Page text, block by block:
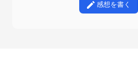
感想を書く